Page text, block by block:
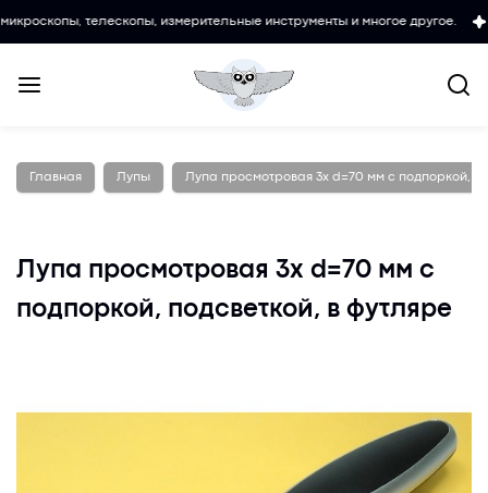
телескопы, измерительные инструменты и многое другое.
Главная Лупы Лупа просмотровая 3х d=70 мм с подпоркой,
Лупа просмотровая 3х d=70 мм с
подпоркой, подсветкой, в футляре